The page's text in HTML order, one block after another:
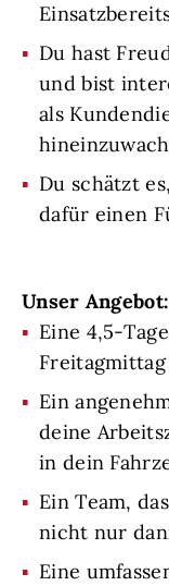
Du hast
und bist
als
Du schätzt
dafür einen
Unser Angebot:
Eine 4,5-
Ein
deine
in dein
Ein Team,
nicht nur
Eine